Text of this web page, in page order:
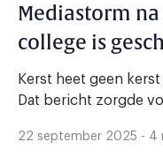
Mediastorm na
college is
Kerst heet geen
Dat bericht zorgde
22 september 2025 - 4